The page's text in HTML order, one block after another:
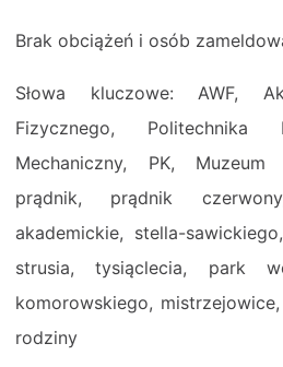
Brak obciążeń i osób
Słowa kluczowe: AWF,
Fizycznego, Politechnika
Mechaniczny, PK, Muzeum
prądnik, prądnik
akademickie, stella-
strusia, tysiąclecia, park
komorowskiego,
rodziny